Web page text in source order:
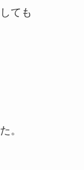
ても
。